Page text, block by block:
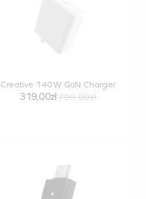
Creative 140W GaN Charger
319,00zł799,00zł